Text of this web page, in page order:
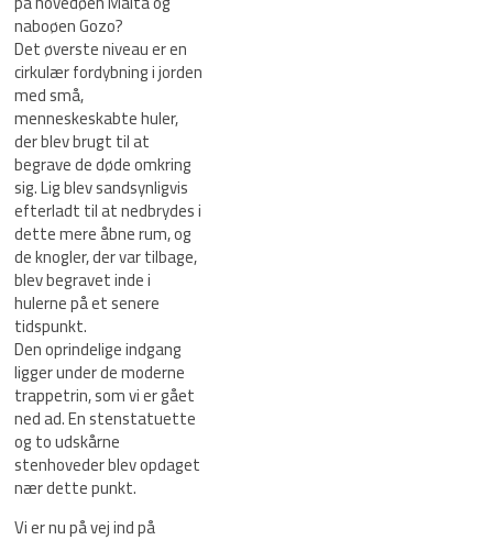
naboøen Gozo?
Det øverste niveau er en
cirkulær fordybning i jorden
med små,
menneskeskabte huler,
der blev brugt til at
begrave de døde omkring
sig. Lig blev sandsynligvis
efterladt til at nedbrydes i
dette mere åbne rum, og
de knogler, der var tilbage,
blev begravet inde i
hulerne på et senere
tidspunkt.
Den oprindelige indgang
ligger under de moderne
trappetrin, som vi er gået
ned ad. En stenstatuette
og to udskårne
stenhoveder blev opdaget
nær dette punkt.
Vi er nu på vej ind på